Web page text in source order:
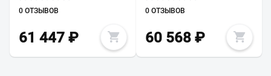
0 ОТЗЫВОВ
61 447 ₽
0 ОТЗЫВОВ
60 568₽